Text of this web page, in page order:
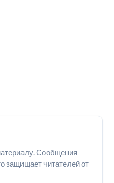
Сообщения
защищает читателей от